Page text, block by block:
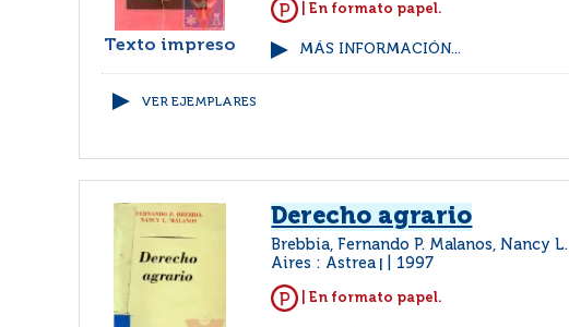
Texto impreso
| En formato papel.
MÁS INFORMACIÓN...
VER EJEMPLARES
Derecho agrario
Brebbia, Fernando P. Malanos, Nancy L.
Aires : Astrea
1997
| En formato papel.